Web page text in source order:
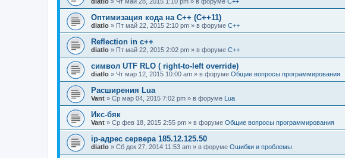
Оптимизация кода на C++ (C++11)
diatlo » Пт май 22, 2015 2:10 pm » в форуме C++
Reflection in с++
diatlo » Пт май 22, 2015 2:02 pm » в форуме C++
символ UTF RLO ( right-to-left override)
diatlo » Чт мар 12, 2015 10:00 am » в форуме Общие вопросы программирования
Расширения Lua
Vant » Ср мар 04, 2015 7:02 pm » в форуме Lua
Икс-бяк
Vant » Ср фев 18, 2015 2:55 pm » в форуме Общие вопросы программирования
ip-адрес сервера 185.12.125.50
diatlo » Сб дек 27, 2014 11:53 am » в форуме Ошибки и проблемы